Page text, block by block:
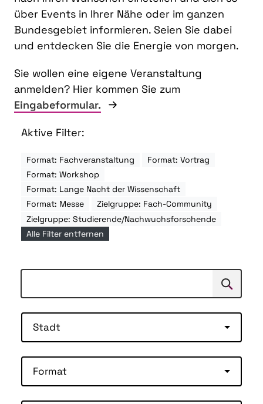
über Events in Ihrer Nähe oder im ganzen
Bundesgebiet informieren. Seien Sie dabei
und entdecken Sie die Energie von morgen.
Sie wollen eine eigene Veranstaltung
anmelden? Hier kommen Sie zum
Eingabeformular.
Aktive Filter:
Format: Fachveranstaltung
Format: Vortrag
Format: Workshop
Format: Lange Nacht der Wissenschaft
Format: Messe
Zielgruppe: Fach-Community
Zielgruppe: Studierende/Nachwuchsforschende
Alle Filter entfernen
Suchen
Stadt
Format